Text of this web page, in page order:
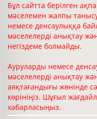
Бұл сайтта берілген
мәселемен жалпы
немесе денсаулыққа
мәселелерді анықтау
негіздеме болмайды.
Ауруларды немесе
мәселелерді анықтау
аяқтағандығы жөнінде
көрініңіз. Шұғыл
хабарласыңыз.